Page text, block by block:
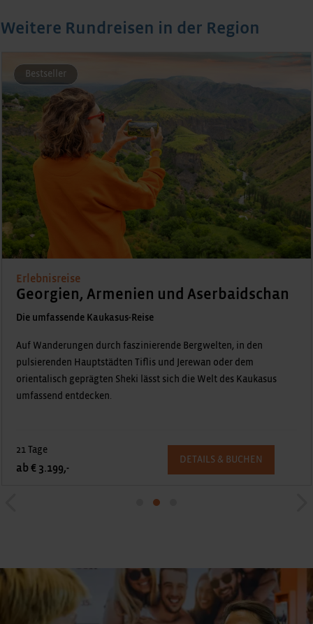
Weitere Rundreisen in der Region
Bestseller
Erlebnisreise
Georgien, Armenien und Aserbaidschan
Die umfassende Kaukasus-Reise
Auf Wanderungen durch faszinierende Bergwelten, in den
pulsierenden Hauptstädten Tiflis und Jerewan oder dem
orientalisch geprägten Sheki lässt sich die Welt des Kaukasus
umfassend entdecken.
21 Tage
ab € 3.199,-
DETAILS & BUCHEN